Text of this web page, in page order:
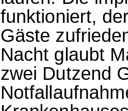
funktioniert,
Gäste
Nacht glaubt
zwei Dutzend